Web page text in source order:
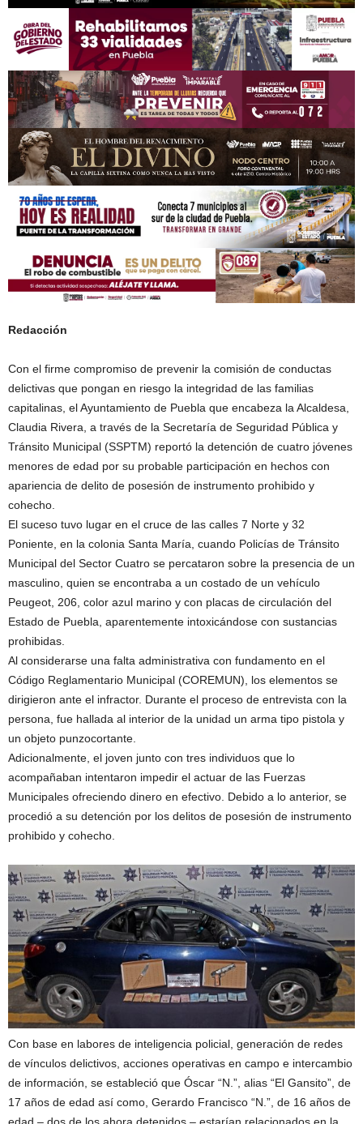
Redacción
Con el firme compromiso de prevenir la comisión de conductas
delictivas que pongan en riesgo la integridad de las familias
capitalinas, el Ayuntamiento de Puebla que encabeza la Alcaldesa,
Claudia Rivera, a través de la Secretaría de Seguridad Pública y
Tránsito Municipal (SSPTM) reportó la detención de cuatro jóvenes
menores de edad por su probable participación en hechos con
apariencia de delito de posesión de instrumento prohibido y
cohecho.
El suceso tuvo lugar en el cruce de las calles 7 Norte y 32
Poniente, en la colonia Santa María, cuando Policías de Tránsito
Municipal del Sector Cuatro se percataron sobre la presencia de un
masculino, quien se encontraba a un costado de un vehículo
Peugeot, 206, color azul marino y con placas de circulación del
Estado de Puebla, aparentemente intoxicándose con sustancias
prohibidas.
Al considerarse una falta administrativa con fundamento en el
Código Reglamentario Municipal (COREMUN), los elementos se
dirigieron ante el infractor. Durante el proceso de entrevista con la
persona, fue hallada al interior de la unidad un arma tipo pistola y
un objeto punzocortante.
Adicionalmente, el joven junto con tres individuos que lo
acompañaban intentaron impedir el actuar de las Fuerzas
Municipales ofreciendo dinero en efectivo. Debido a lo anterior, se
procedió a su detención por los delitos de posesión de instrumento
prohibido y cohecho.
Con base en labores de inteligencia policial, generación de redes
de vínculos delictivos, acciones operativas en campo e intercambio
de información, se estableció que Óscar “N.”, alias “El Gansito”, de
17 años de edad así como, Gerardo Francisco “N.”, de 16 años de